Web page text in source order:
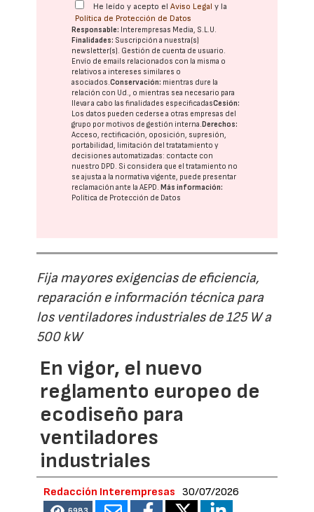
He leído y acepto elAviso Legal y la
Política de Protección de Datos
Responsable: Interempresas Media, S.L.U.
Finalidades: Suscripción a nuestra(s)
newsletter(s). Gestión de cuenta de usuario.
Envío de emails relacionados con la misma o
relativos a intereses similares o
asociados.Conservación: mientras dure la
relación con Ud., o mientras sea necesario para
llevar a cabo las finalidades especificadasCesión:
Los datos pueden cederse a otras empresas del
grupo por motivos de gestión interna.Derechos:
Acceso, rectificación, oposición, supresión,
portabilidad, limitación del tratatamiento y
decisiones automatizadas: contacte con
nuestro DPD. Si considera que el tratamiento no
se ajusta a la normativa vigente, puede presentar
reclamación ante laAEPD.Más información:
Política de Protección de Datos
Fija mayores exigencias de eficiencia,
reparación e información técnica para
los ventiladores industriales de 125 W a
500 kW
En vigor, el nuevo
reglamento europeo de
ecodiseño para
ventiladores
industriales
Redacción Interempresas 30/07/2026